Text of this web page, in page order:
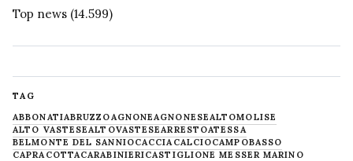
Top news (14.599)
TAG
ABBONATIABRUZZOAGNONEAGNONESEALTOMOLISE
ALTO VASTESEALTOVASTESEARRESTOATESSA
BELMONTE DEL SANNIOCACCIACALCIOCAMPOBASSO
CAPRACOTTACARABINIERICASTIGLIONE MESSER MARINO